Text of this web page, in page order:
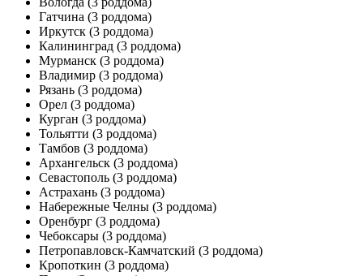
Гатчина (3 роддома)
Иркутск (3 роддома)
Калининград (3 роддома)
Мурманск (3 роддома)
Владимир (3 роддома)
Рязань (3 роддома)
Орел (3 роддома)
Курган (3 роддома)
Тольятти (3 роддома)
Тамбов (3 роддома)
Архангельск (3 роддома)
Севастополь (3 роддома)
Астрахань (3 роддома)
Набережные Челны (3 роддома)
Оренбург (3 роддома)
Чебоксары (3 роддома)
Петропавловск-Камчатский (3 роддома)
Кропоткин (3 роддома)